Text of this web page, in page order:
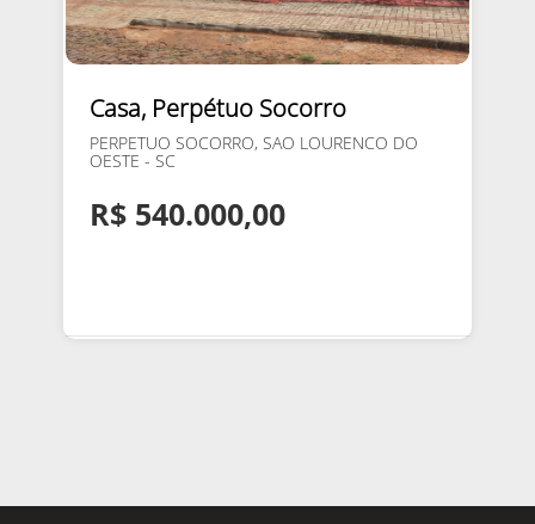
Casa, Perpétuo Socorro
PERPETUO SOCORRO, SAO LOURENCO DO
OESTE - SC
R$ 540.000,00